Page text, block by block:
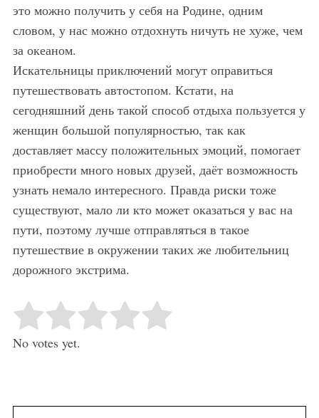
это можно получить у себя на Родине, одним
словом, у нас можно отдохнуть ничуть не хуже, чем
за океаном.
Искательницы приключений могут оправиться
путешествовать автостопом. Кстати, на
сегодняшний день такой способ отдыха пользуется у
женщин большой популярностью, так как
доставляет массу положительных эмоций, помогает
приобрести много новых друзей, даёт возможность
узнать немало интересного. Правда риски тоже
существуют, мало ли кто может оказаться у вас на
пути, поэтому лучше отправляться в такое
путешествие в окружении таких же любительниц
дорожного экстрима.
Rate this item: Submit Rating
No votes yet.